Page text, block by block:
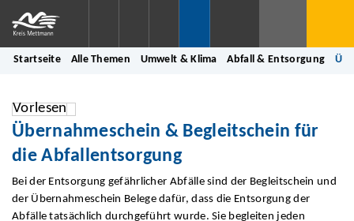
Startseite Alle Themen Umwelt & Klima Abfall & Entsorgung
Vorlesen
Übernahmeschein & Begleitschein für
die Abfallentsorgung
Bei der Entsorgung gefährlicher Abfälle sind der Begleitschein und
der Übernahmeschein Belege dafür, dass die Entsorgung der
Abfälle tatsächlich durchgeführt wurde. Sie begleiten jeden